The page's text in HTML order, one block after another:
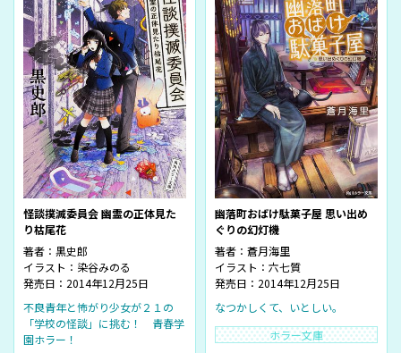
怪談撲滅委員会 幽霊の正体見た
り枯尾花
著者： 黒史郎
イラスト： 染谷みのる
発売日：2014年12月25日
不良青年と怖がり少女が２１の
「学校の怪談」に挑む！ 青春学
園ホラー！
幽落町おばけ駄菓子屋 思い出め
ぐりの幻灯機
著者： 蒼月海里
イラスト： 六七質
発売日：2014年12月25日
なつかしくて、いとしい。
ホラー文庫